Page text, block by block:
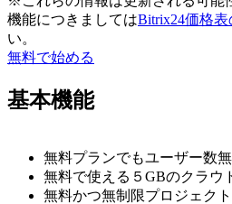
機能につきましてはBitrix24価格表
い。
無料で始める
基本機能
無料プランでもユーザー数
無料で使える５GBのクラウ
無料かつ無制限プロジェクト